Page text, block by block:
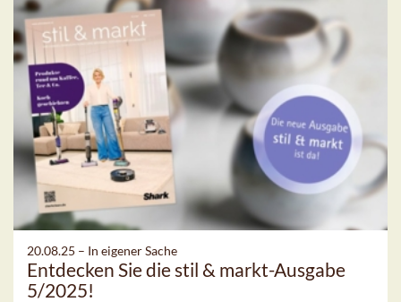
20.08.25 – In eigener Sache
Entdecken Sie die stil & markt-Ausgabe
5/2025!